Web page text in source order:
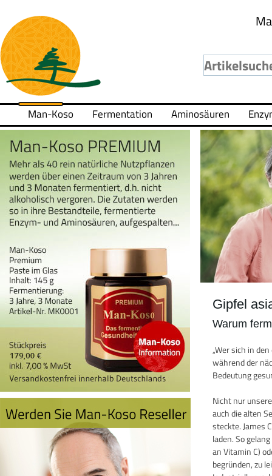
Man-Koso Fermentation Aminosäuren
Gipfel
Warum
„Wer sich in
während der
Bedeutung
Nicht nur
auch die alten
steckte. James
laden. So
an Vitamin C)
begründen, zu